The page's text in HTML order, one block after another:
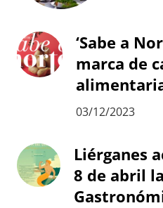
‘Sabe a
marca de
03/12/2023
Liérganes
8 de abril